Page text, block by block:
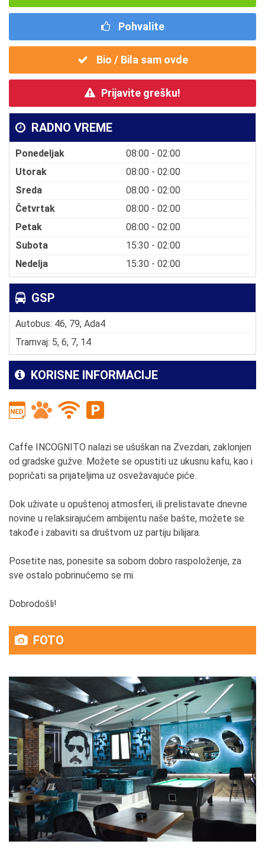
Pohvalite
Bio / Bila sam ovde
Prijavite grešku!
RADNO VREME
Ponedeljak
08:00 - 02:00
Utorak
08:00 - 02:00
Sreda
08:00 - 02:00
Četvrtak
08:00 - 02:00
Petak
08:00 - 02:00
Subota
15:30 - 02:00
Nedelja
15:30 - 02:00
GSP
Autobus: 46, 79, Ada4
Tramvaj: 5, 6, 7, 14
KORISNE INFORMACIJE
Caffe INCOGNITO nalazi se ušuškan na Zvezdari, zaklonjen
od gradske gužve. Možete se opustiti uz ukusnu kafu, kao i
popričati sa prijateljima uz osvežavajuće piće.
Dok uživate u opuštenoj atmosferi, ili prelistavate dnevne
novine u relaksirajućem ambijentu naše bašte, možete se
takođe i zabaviti sa društvom uz partiju bilijara.
Posetite nas, ponesite sa sobom dobro raspoloženje, za
sve ostalo pobrinućemo se mi.
Dobrodošli!
FOTO